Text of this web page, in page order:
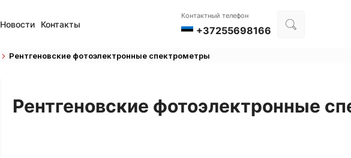
Новости Контакты
Контактный телефон
+37255698166
Рентгеновские фотоэлектронные спектрометры
Рентгеновские фотоэлектронные